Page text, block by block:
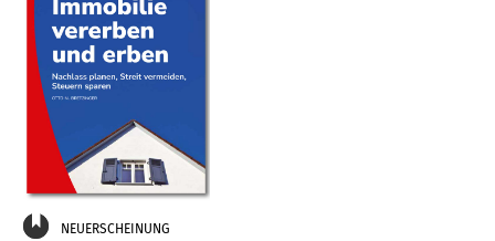
NEUERSCHEINUNG